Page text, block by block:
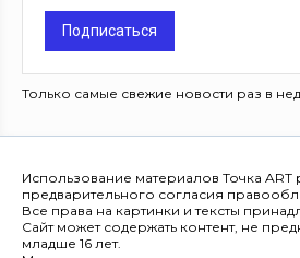
Подписаться
Только самые свежие новости раз в
Использование материалов Точка
предварительного согласия
Все права на картинки и тексты
Сайт может содержать контент, не
младше 16 лет.